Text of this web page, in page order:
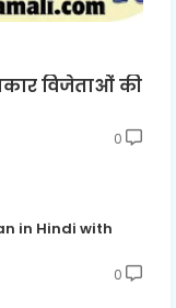
विजेताओं की
0
in Hindi with
0